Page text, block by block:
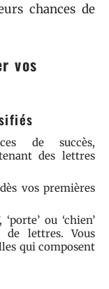
chances de
vos
de succès,
des lettres
vos premières
ou ‘chien’
lettres. Vous
qui composent